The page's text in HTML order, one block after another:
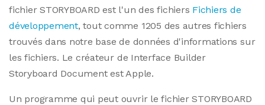
fichier STORYBOARD est l'un des fichiers Fichiers de
développement, tout comme 1205 des autres fichiers
trouvés dans notre base de données d'informations sur
les fichiers. Le créateur de Interface Builder
Storyboard Document est Apple.
Un programme qui peut ouvrir le fichier STORYBOARD